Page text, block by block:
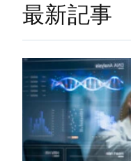
最新記事